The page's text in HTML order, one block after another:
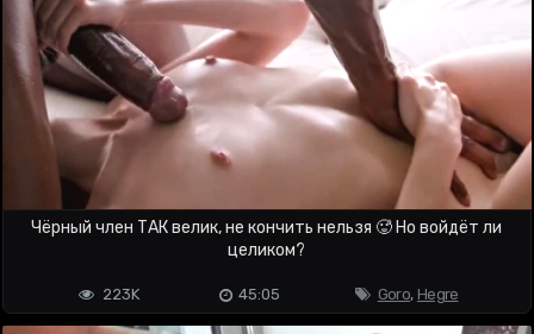
Чёрный член ТАК велик, не кончить нельзя 🥵 Но войдёт ли
целиком?
Goro, Hegre
45:05
223K